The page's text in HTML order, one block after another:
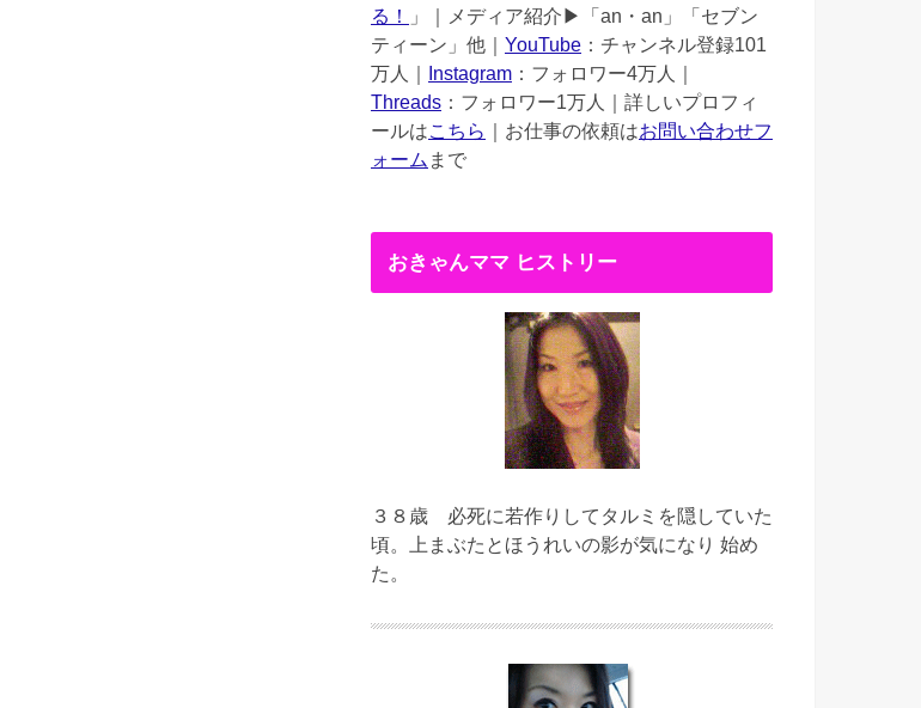
る！
」｜メディア紹介▶︎「an・an」「セブン
ティーン」他｜ YouTube ：チャンネル登録101
万人｜
Instagram ：フォロワー4万人｜
Threads ：フォロワー1万人｜詳しいプロフィ
ールはこちら ｜お仕事の依頼はお問い合わせフ
ォーム まで
おきゃんママ ヒストリー
３８歳 必死に若作りしてタルミを隠していた
頃。上まぶたとほうれいの影が気になり 始め
た。